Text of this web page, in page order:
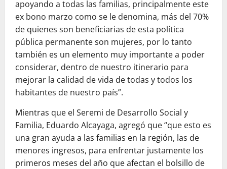
apoyando a todas las familias, principalmente este
ex bono marzo como se le denomina, más del 70%
de quienes son beneficiarias de esta política
pública permanente son mujeres, por lo tanto
también es un elemento muy importante a poder
considerar, dentro de nuestro itinerario para
mejorar la calidad de vida de todas y todos los
habitantes de nuestro país”.
Mientras que el Seremi de Desarrollo Social y
Familia, Eduardo Alcayaga, agregó que “que esto es
una gran ayuda a las familias en la región, las de
menores ingresos, para enfrentar justamente los
primeros meses del año que afectan el bolsillo de